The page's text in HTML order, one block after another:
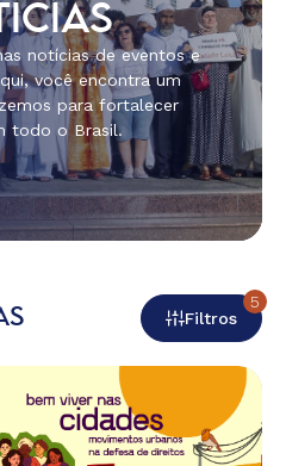
notícias de eventos e
você encontra um
para fortalecer
todo o Brasil.
Filtros
5